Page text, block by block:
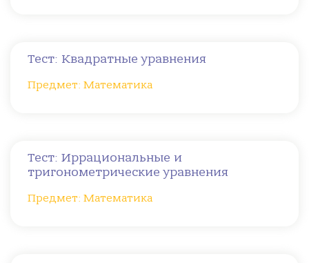
Тест: Квадратные уравнения
Предмет: Математика
Тест: Иррациональные и
тригонометрические уравнения
Предмет: Математика